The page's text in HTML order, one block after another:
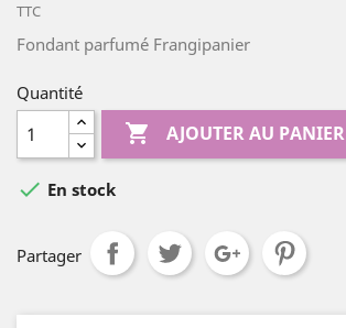
TTC
Fondant parfumé Frangipanier
Quantité
 AJOUTER AU PANIER
 En stock
Partager